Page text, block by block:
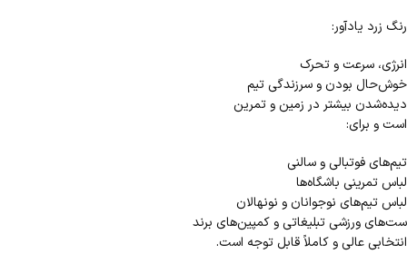
رنگ زرد یادآور:
انرژی، سرعت و تحرک
خوش‌حال بودن و سرزندگی تیم
دیده‌شدن بیشتر در زمین و تمرین
است و برای:
تیم‌های فوتبالی و سالنی
لباس تمرینی باشگاه‌ها
لباس تیم‌های نوجوانان و نونهالان
ست‌های ورزشی تبلیغاتی و کمپین‌های برند
انتخابی عالی و کاملاً قابل توجه است.